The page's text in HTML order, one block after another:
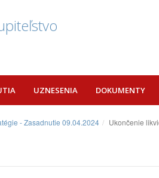
UZNESENIA DOKUMENTY
- Zasadnutie 09.04.2024 Ukončenie